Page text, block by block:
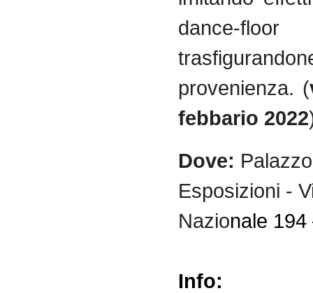
dance-floor
provenienza. (
febbario 2022
Dove:
Esposizioni -
Nazionale
Info: